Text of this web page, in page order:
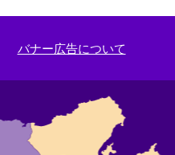
バナー広告について